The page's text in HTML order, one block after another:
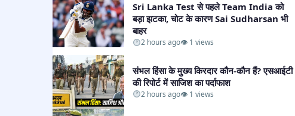
Sri Lanka Test से पहले Team India को
बड़ा झटका, चोट के कारण Sai Sudharsan भी
बाहर​
2 hours ago👁 1 views
संभल हिंसा के मुख्य किरदार कौन-कौन हैं? एसआईटी
की रिपोर्ट में साजिश का पर्दाफाश​
2 hours ago👁 1 views